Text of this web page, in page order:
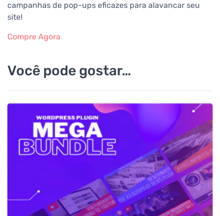
campanhas de pop-ups eficazes para alavancar seu
site!
Compre Agora
Você pode gostar…